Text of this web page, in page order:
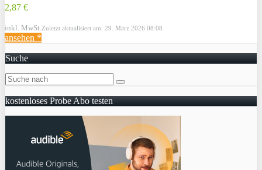
2,87 €
inkl. MwSt. Zuletzt aktualisiert am: 29. März 2026 08:08
ansehen *
Suche
kostenloses Probe Abo testen